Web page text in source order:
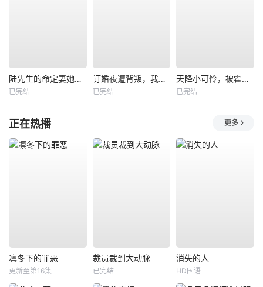
陆先生的命定妻她飒又野
已完结
订婚夜遭背叛，我转身嫁顶级大佬
已完结
天降小可怜，被霍爷宠上天
已完结
正在热播 更多
凛冬下的罪恶
更新至第16集
裁员裁到大动脉
已完结
消失的人
HD国语